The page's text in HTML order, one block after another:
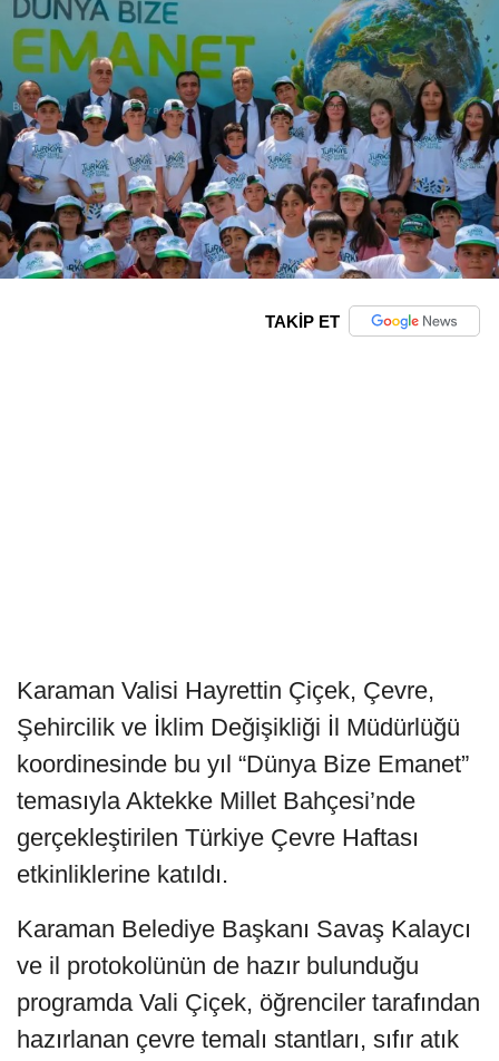
TAKİP ET
Karaman Valisi Hayrettin Çiçek, Çevre,
Şehircilik ve İklim Değişikliği İl Müdürlüğü
koordinesinde bu yıl “Dünya Bize Emanet”
temasıyla Aktekke Millet Bahçesi’nde
gerçekleştirilen Türkiye Çevre Haftası
etkinliklerine katıldı.
Karaman Belediye Başkanı Savaş Kalaycı
ve il protokolünün de hazır bulunduğu
programda Vali Çiçek, öğrenciler tarafından
hazırlanan çevre temalı stantları, sıfır atık